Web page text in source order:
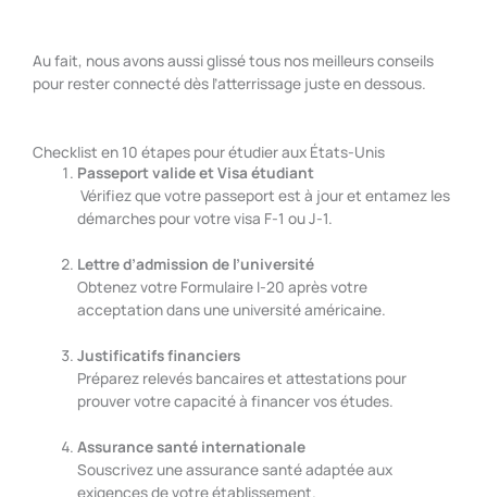
Au fait, nous avons aussi glissé tous nos meilleurs conseils
pour rester connecté dès l’atterrissage juste en dessous.
Checklist en 10 étapes pour étudier aux États-Unis
Passeport valide et Visa étudiant
Vérifiez que votre passeport est à jour et entamez les
démarches pour votre visa F-1 ou J-1.
Lettre d’admission de l’université
Obtenez votre Formulaire I-20 après votre
acceptation dans une université américaine.
Justificatifs financiers
Préparez relevés bancaires et attestations pour
prouver votre capacité à financer vos études.
Assurance santé internationale
Souscrivez une assurance santé adaptée aux
exigences de votre établissement.